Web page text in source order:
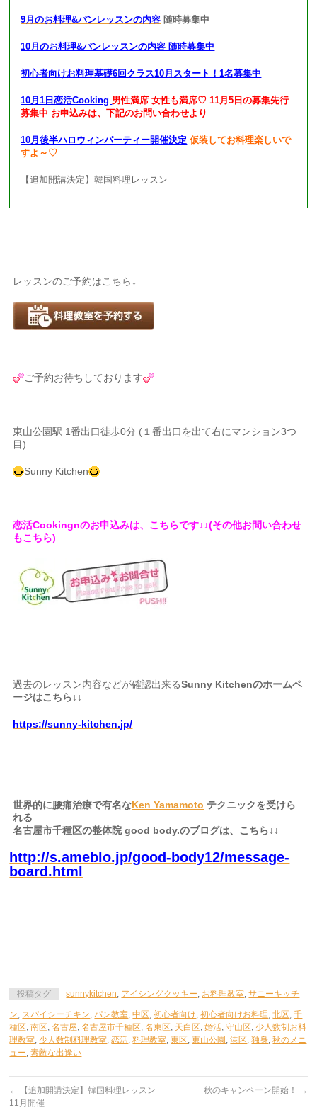
9月のお料理&パンレッスンの内容 随時募集中
10月のお料理&パンレッスンの内容 随時募集中
初心者向けお料理基礎6回クラス10月スタート！1名募集中
10月1日恋活Cooking 男性満席 女性も満席♡ 11月5日の募集先行
募集中 お申込みは、下記のお問い合わせより
10月後半ハロウィンパーティー開催決定 仮装してお料理楽しいで
すよ～♡
【追加開講決定】韓国料理レッスン
レッスンのご予約はこちら↓
ご予約お待ちしております
東山公園駅 1番出口徒歩0分 (１番出口を出て右にマンション3つ
目)
Sunny Kitchen
恋活Cookingnのお申込みは、こちらです↓↓(その他お問い合わせ
もこちら)
過去のレッスン内容などが確認出来るSunny Kitchenのホームペ
ージはこちら↓↓
https://sunny-kitchen.jp/
世界的に腰痛治療で有名なKen Yamamoto テクニックを受けら
れる
名古屋市千種区の整体院 good body.のブログは、こちら↓↓
http://s.ameblo.jp/good-body12/message-
board.html
投稿タグ sunnykitchen, アイシングクッキー, お料理教室,サニーキッチ
ン, スパイシーチキン,パン教室,中区,初心者向け,初心者向けお料理,北区,千
種区,南区,名古屋,名古屋市千種区,名東区, 天白区,婚活,守山区, 少人数制お料
理教室, 少人数制料理教室,恋活,料理教室,東区,東山公園 ,港区,独身,秋のメニ
ュー,素敵な出逢い
←
【追加開講決定】韓国料理レッスン
11月開催
秋のキャンペーン開始！ →